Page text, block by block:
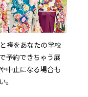
袴をあなたの学校
予約できちゃう展
中止になる場合も
。